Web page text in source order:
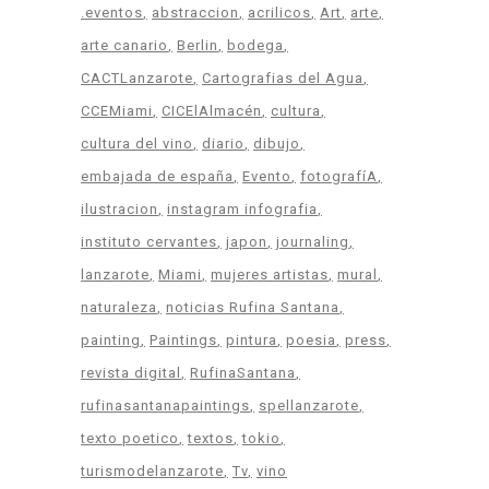
.eventos abstraccion acrilicos Art
arte
arte canario
Berlin
bodega
CACTLanzarote
Cartografias del Agua
CCEMiami
CICElAlmacén
cultura
cultura del vino
diario
dibujo
embajada de españa
Evento
fotografíA
ilustracion
instagram infografia
instituto cervantes japon
journaling
lanzarote Miami mujeres artistas mural
naturaleza
noticias Rufina Santana
painting
Paintings pintura poesia
press
revista digital
RufinaSantana
rufinasantanapaintings
spellanzarote
texto poetico
textos tokio
turismodelanzarote Tv vino